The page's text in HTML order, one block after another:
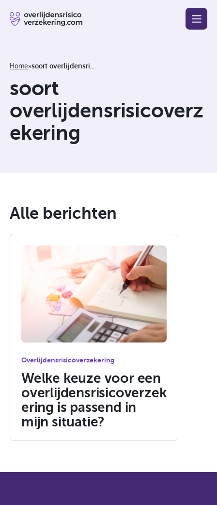
Beste
Home»
soort
overlijdensrisicoverz
ekering
Alle berichten
Overlijdensrisicoverzekering
Welke keuze voor een
overlijdensrisicoverzek
ering is passend in
mijn situatie?